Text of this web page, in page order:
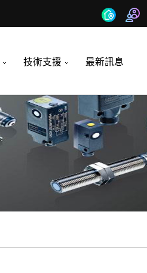
技術支援 最新訊息